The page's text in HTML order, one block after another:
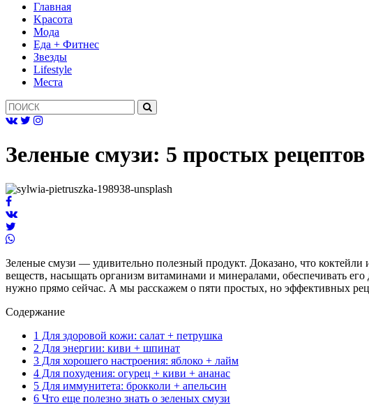
Главная
Kрасота
Мода
Еда + Фитнес
Звезды
Lifestyle
Mеста
Зеленые смузи: 5 простых рецептов
Зеленые смузи — удивительно полезный продукт. Доказано, что
веществ, насыщать организм витаминами и минералами, обеспечивать
нужно прямо сейчас. А мы расскажем о пяти простых, но эффективных
Содержание
1 Для здоровой кожи: салат + петрушка
2 Для энергии: киви + шпинат
3 Для хорошего настроения: яблоко + лайм
4 Для похудения: огурец + киви + ананас
5 Для иммунитета: брокколи + апельсин
6 Что еще полезно знать о зеленых смузи